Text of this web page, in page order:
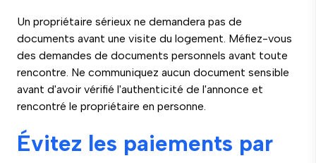
Un propriétaire sérieux ne demandera pas de
documents avant une visite du logement. Méfiez-vous
des demandes de documents personnels avant toute
rencontre. Ne communiquez aucun document sensible
avant d'avoir vérifié l'authenticité de l'annonce et
rencontré le propriétaire en personne.
Évitez les paiements par